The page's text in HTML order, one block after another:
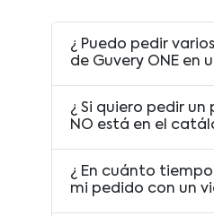
¿ Puedo pedir
de Guvery ONE en
¿ Si quiero pedir
NO está en el
¿ En cuánto
mi pedido con un